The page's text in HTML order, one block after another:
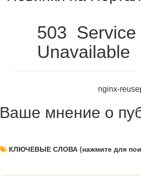
503 Service
Unavailable
nginx-
Ваше мнение о
КЛЮЧЕВЫЕ СЛОВА (нажмите для